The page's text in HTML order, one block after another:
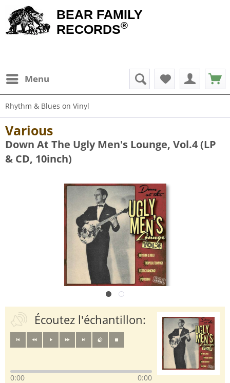
BEAR FAMILY
RECORDS®
Menu
Rhythm & Blues on Vinyl
Various
Down At The Ugly Men's Lounge, Vol.4 (LP
& CD, 10inch)
Écoutez l'échantillon:
0:00 0:00